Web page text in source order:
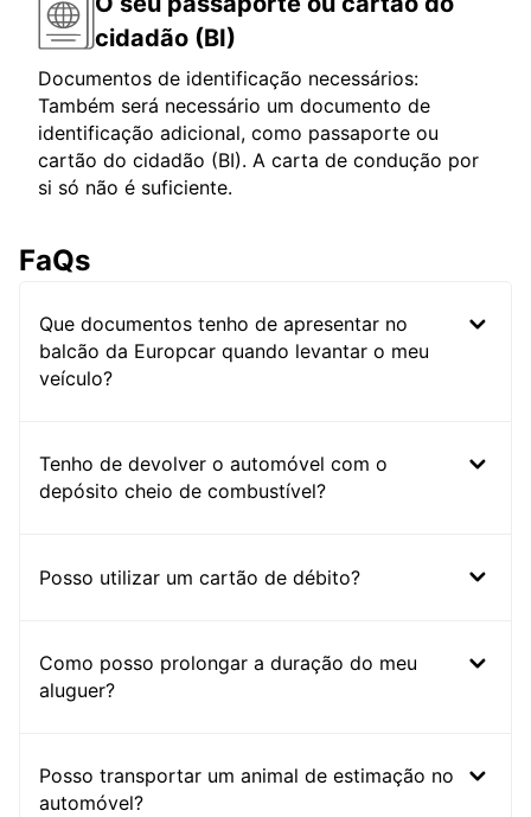
cidadão (BI)
Documentos de identificação necessários:
Também será necessário um documento de
identificação adicional, como passaporte ou
cartão do cidadão (BI). A carta de condução por
si só não é suficiente.
FaQs
Que documentos tenho de apresentar no
balcão da Europcar quando levantar o meu
veículo?
Tenho de devolver o automóvel com o
depósito cheio de combustível?
Posso utilizar um cartão de débito?
Como posso prolongar a duração do meu
aluguer?
Posso transportar um animal de estimação no
automóvel?